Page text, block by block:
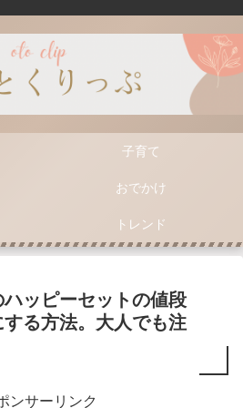
子育て
おでかけ
トレンド
ッピーセットの値段
る方法。大人でも注
ンサーリンク